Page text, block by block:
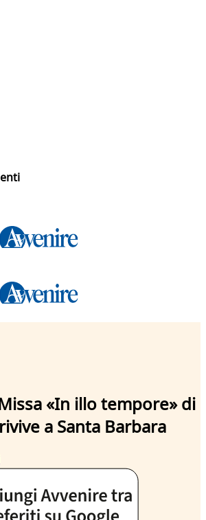
«In illo tempore» di
a Santa Barbara